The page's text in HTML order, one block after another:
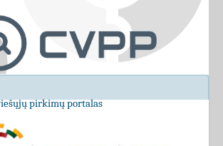
pirkimų portalas